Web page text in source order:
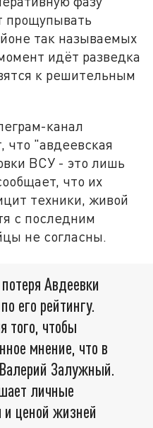
прощупывать
так называемых
идёт разведка
к решительным
канал
"авдеевская
ВСУ - это лишь
что их
техники, живой
с последним
не согласны.
Авдеевки
его рейтингу.
того, чтобы
мнение, что в
Залужный.
личные
и ценой жизней